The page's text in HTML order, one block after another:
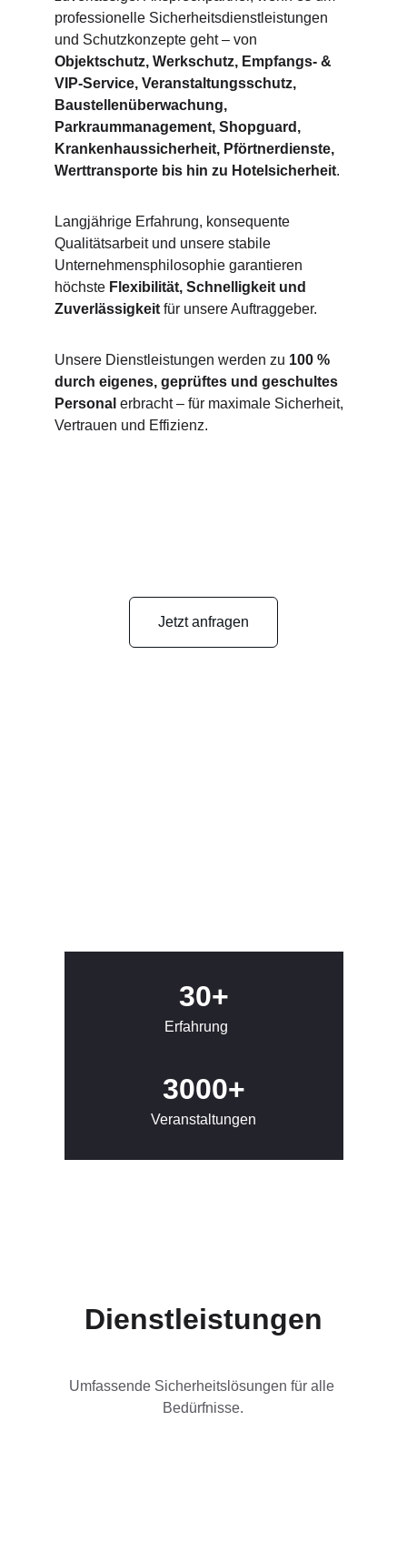
professionelle Sicherheitsdienstleistungen
und Schutzkonzepte geht – von
Objektschutz, Werkschutz, Empfangs- &
VIP-Service, Veranstaltungsschutz,
Baustellenüberwachung,
Parkraummanagement, Shopguard,
Krankenhaussicherheit, Pförtnerdienste,
Werttransporte bis hin zu Hotelsicherheit.
Langjährige Erfahrung, konsequente
Qualitätsarbeit und unsere stabile
Unternehmensphilosophie garantieren
höchste Flexibilität, Schnelligkeit und
Zuverlässigkeit für unsere Auftraggeber.
Unsere Dienstleistungen werden zu 100 %
durch eigenes, geprüftes und geschultes
Personal erbracht – für maximale Sicherheit,
Vertrauen und Effizienz.
30+
3000+
Veranstaltungen
Erfahrung
Jetzt anfragen
Dienstleistungen
Umfassende Sicherheitslösungen für alle
Bedürfnisse.